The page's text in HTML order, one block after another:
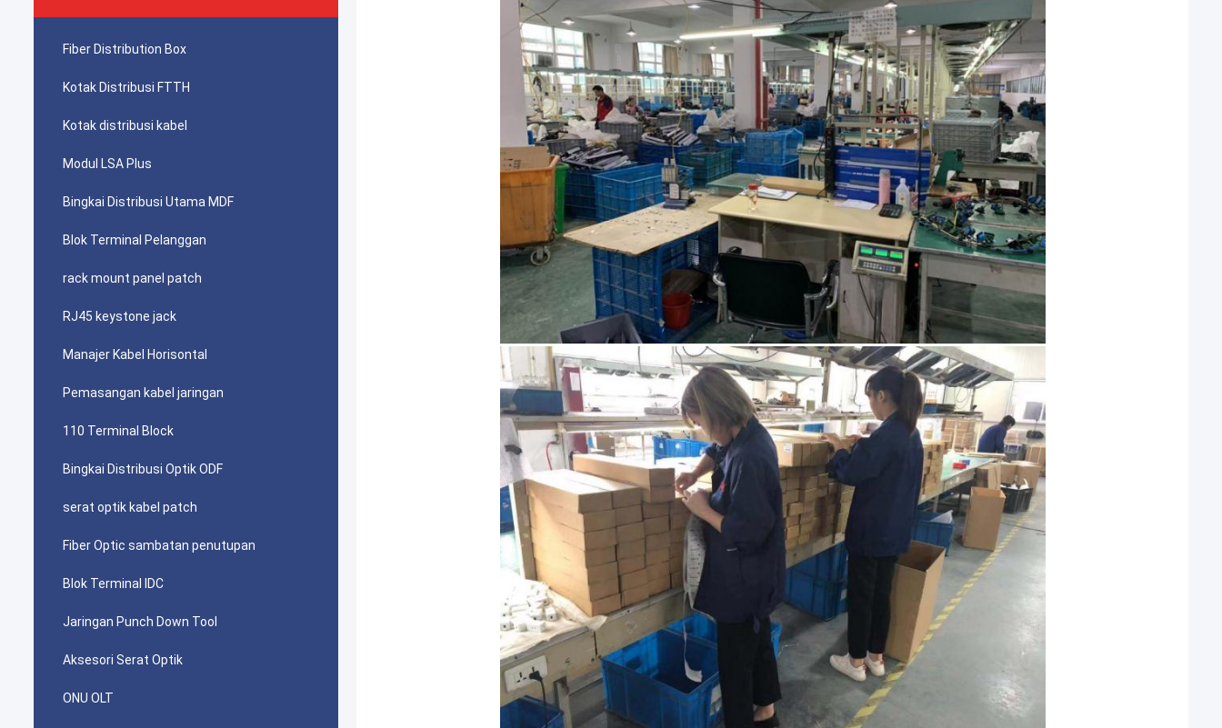
Fiber Distribution Box
Kotak Distribusi FTTH
Kotak distribusi kabel
Modul LSA Plus
Bingkai Distribusi Utama MDF
Blok Terminal Pelanggan
rack mount panel patch
RJ45 keystone jack
Manajer Kabel Horisontal
Pemasangan kabel jaringan
110 Terminal Block
Bingkai Distribusi Optik ODF
serat optik kabel patch
Fiber Optic sambatan penutupan
Blok Terminal IDC
Jaringan Punch Down Tool
Aksesori Serat Optik
ONU OLT